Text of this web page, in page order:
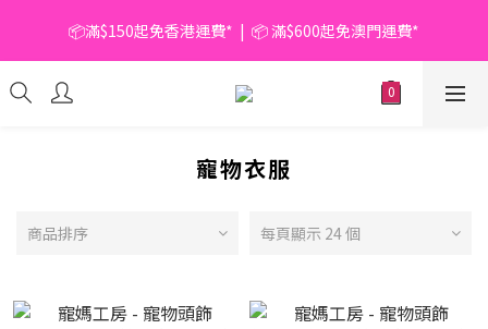
📦滿$150起免香港運費*  |  📦 滿$600起免澳門運費*
📦滿$150起免香港運費*  |  📦 滿$600起免澳門運費*
🥫 罐頭優惠 | 任選* 6件 即減 $6 |  任選* 24件 即減 $30 🥫 (按此了
解更多)
📦滿$150起免香港運費*  |  📦 滿$600起免澳門運費*
寵物衣服
商品排序 每頁顯示 24 個